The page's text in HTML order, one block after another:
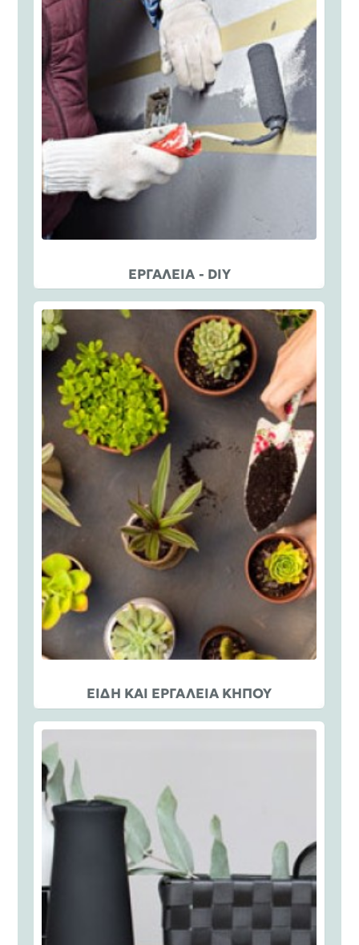
ΕΡΓΑΛΕΙΑ - DIY
ΕΙΔΗ ΚΑΙ ΕΡΓΑΛΕΙΑ ΚΗΠΟΥ